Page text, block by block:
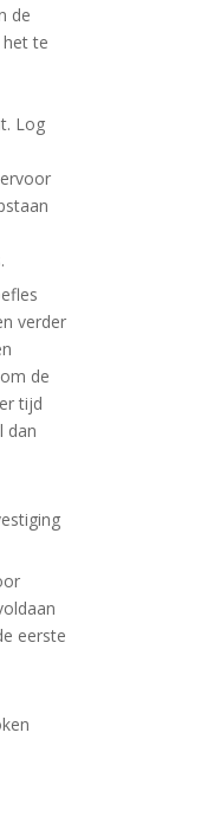
de
te
Log
verder
de
tijd
dan
eerste